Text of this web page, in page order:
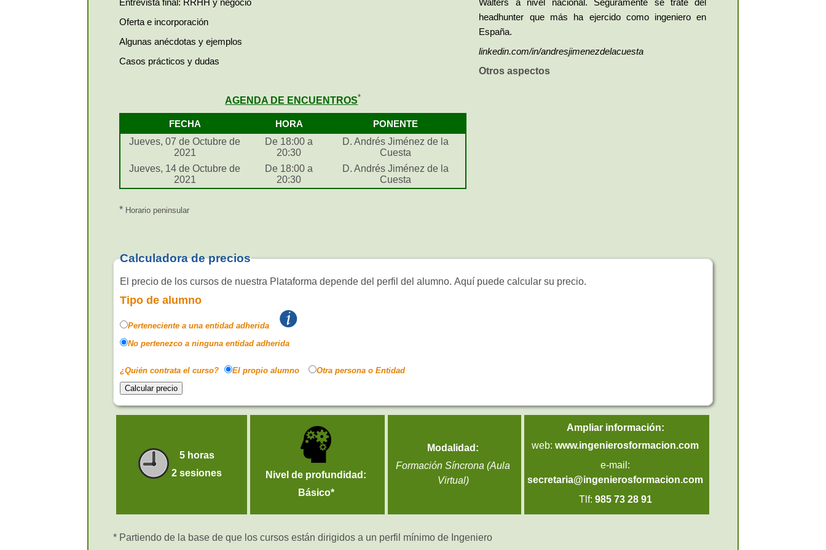
Entrevista final: RRHH y negocio
Oferta e incorporación
Algunas anécdotas y ejemplos
Casos prácticos y dudas
AGENDA DE ENCUENTROS*
FECHA HORA PONENTE
Jueves, 07 de Octubre de
2021
De 18:00 a
20:30
D. Andrés Jiménez de la
Cuesta
Jueves, 14 de Octubre de
2021
De 18:00 a
20:30
D. Andrés Jiménez de la
Cuesta
* Horario peninsular
Walters a nivel nacional. Seguramente se trate del
headhunter que más ha ejercido como ingeniero en
España.
linkedin.com/in/andresjimenezdelacuesta
Otros aspectos
Calculadora de precios
El precio de los cursos de nuestra Plataforma depende del perfil del alumno. Aquí puede calcular su precio.
Tipo de alumno
Perteneciente a una entidad adherida
No pertenezco a ninguna entidad adherida
¿Quién contrata el curso? El propio alumno Otra persona o Entidad
5 horas
2 sesiones
Nivel de profundidad:
Básico*
Modalidad:
Formación Síncrona (Aula
Virtual)
Ampliar información:
web:www.ingenierosformacion.com
e-mail:
secretaria@ingenierosformacion.com
Tlf: 985 73 28 91
* Partiendo de la base de que los cursos están dirigidos a un perfil mínimo de Ingeniero